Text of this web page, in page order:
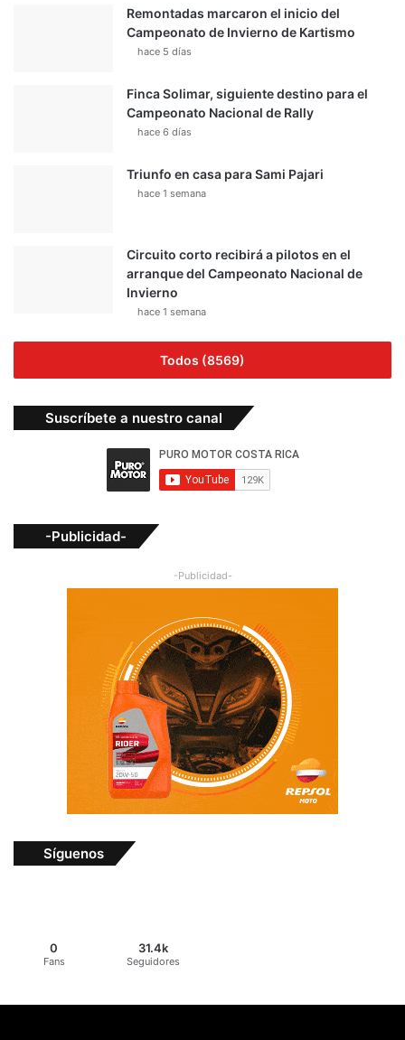
Remontadas marcaron el inicio del
Campeonato de Invierno de Kartismo
hace 5 días
Finca Solimar, siguiente destino para el
Campeonato Nacional de Rally
hace 6 días
Triunfo en casa para Sami Pajari
hace 1 semana
Circuito corto recibirá a pilotos en el
arranque del Campeonato Nacional de
Invierno
hace 1 semana
Todos (8569)
Suscríbete a nuestro canal
-Publicidad-
-Publicidad-
Síguenos
0
Fans
31.4k
Seguidores